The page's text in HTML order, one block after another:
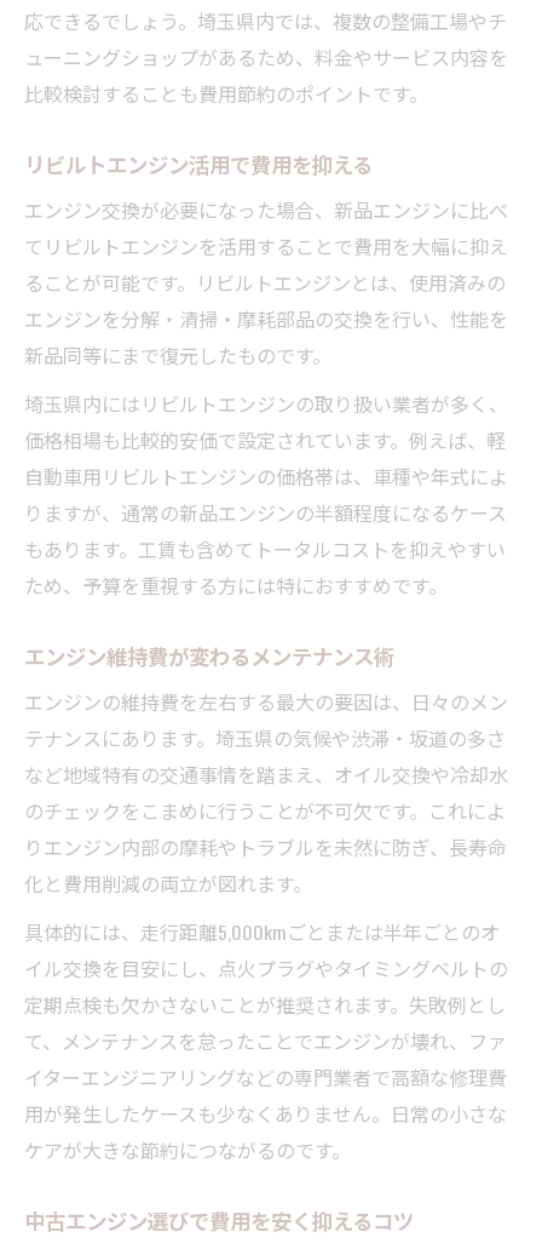
応できるでしょう。埼玉県内では、複数の整備工場やチ
ューニングショップがあるため、料金やサービス内容を
比較検討することも費用節約のポイントです。
リビルトエンジン活用で費用を抑える
エンジン交換が必要になった場合、新品エンジンに比べ
てリビルトエンジンを活用することで費用を大幅に抑え
ることが可能です。リビルトエンジンとは、使用済みの
エンジンを分解・清掃・摩耗部品の交換を行い、性能を
新品同等にまで復元したものです。
埼玉県内にはリビルトエンジンの取り扱い業者が多く、
価格相場も比較的安価で設定されています。例えば、軽
自動車用リビルトエンジンの価格帯は、車種や年式によ
りますが、通常の新品エンジンの半額程度になるケース
もあります。工賃も含めてトータルコストを抑えやすい
ため、予算を重視する方には特におすすめです。
エンジン維持費が変わるメンテナンス術
エンジンの維持費を左右する最大の要因は、日々のメン
テナンスにあります。埼玉県の気候や渋滞・坂道の多さ
など地域特有の交通事情を踏まえ、オイル交換や冷却水
のチェックをこまめに行うことが不可欠です。これによ
りエンジン内部の摩耗やトラブルを未然に防ぎ、長寿命
化と費用削減の両立が図れます。
具体的には、走行距離5,000kmごとまたは半年ごとのオ
イル交換を目安にし、点火プラグやタイミングベルトの
定期点検も欠かさないことが推奨されます。失敗例とし
て、メンテナンスを怠ったことでエンジンが壊れ、ファ
イターエンジニアリングなどの専門業者で高額な修理費
用が発生したケースも少なくありません。日常の小さな
ケアが大きな節約につながるのです。
中古エンジン選びで費用を安く抑えるコツ